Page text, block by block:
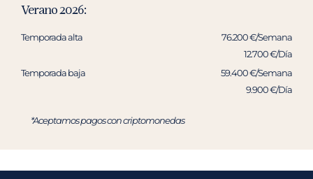
Verano 2026:
Temporada alta
76.200 €/Semana
12.700 €/Día
Temporada baja
59.400 €/Semana
9.900 €/Día
*Aceptamos pagos con criptomonedas